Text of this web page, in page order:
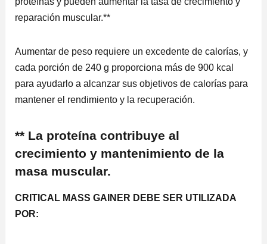
reparación muscular.**
Aumentar de peso requiere un excedente de calorías, y
cada porción de 240 g proporciona más de 900 kcal
para ayudarlo a alcanzar sus objetivos de calorías para
mantener el rendimiento y la recuperación.
** La proteína contribuye al
crecimiento y mantenimiento de la
masa muscular.
CRITICAL MASS GAINER DEBE SER UTILIZADA
POR: